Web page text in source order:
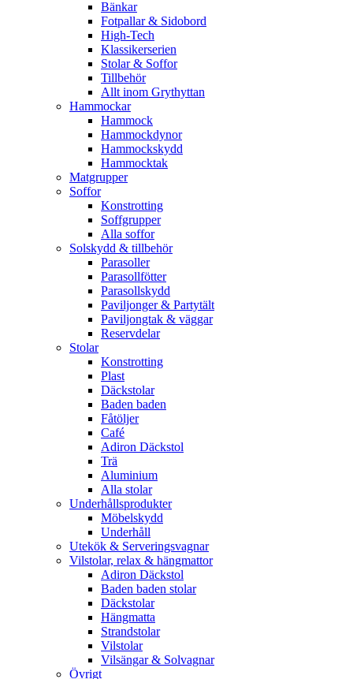
Bänkar
Fotpallar & Sidobord
High-Tech
Klassikerserien
Stolar & Soffor
Tillbehör
Allt inom Grythyttan
Hammockar
Hammock
Hammockdynor
Hammockskydd
Hammocktak
Matgrupper
Soffor
Konstrotting
Soffgrupper
Alla soffor
Solskydd & tillbehör
Parasoller
Parasollfötter
Parasollskydd
Paviljonger & Partytält
Paviljongtak & väggar
Reservdelar
Stolar
Konstrotting
Plast
Däckstolar
Baden baden
Fåtöljer
Café
Adiron Däckstol
Trä
Aluminium
Alla stolar
Underhållsprodukter
Möbelskydd
Underhåll
Utekök & Serveringsvagnar
Vilstolar, relax & hängmattor
Adiron Däckstol
Baden baden stolar
Däckstolar
Hängmatta
Strandstolar
Vilstolar
Vilsängar & Solvagnar
Övrigt